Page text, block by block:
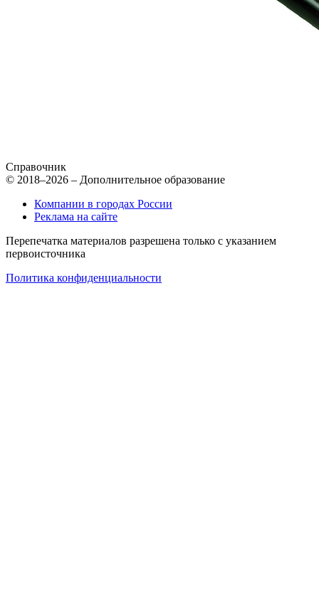
Справочник
© 2018–2026 – Дополнительное образование
Компании в городах России
Реклама на сайте
Перепечатка материалов разрешена только с указанием
первоисточника
Политика конфиденциальности